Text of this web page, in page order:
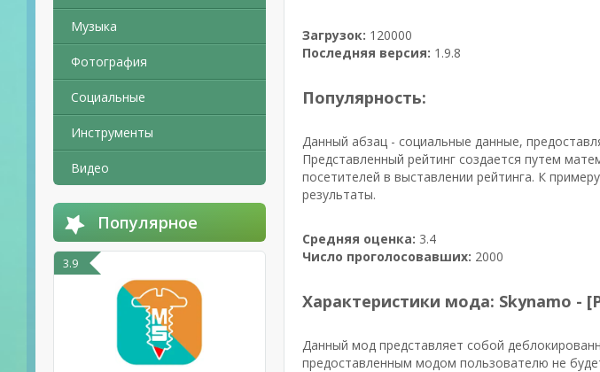
Музыка
Фотография
Социальные
Инструменты
Видео
Популярное
3.9
Загрузок: 120000
Последняя версия: 1.9.8
Популярность:
Данный абзац - социальные данные,
Представленный рейтинг создается путем
посетителей в выставлении рейтинга. К
результаты.
Средняя оценка: 3.4
Число проголосовавших: 2000
Характеристики мода: Skynamo -
Данный мод представляет собой
предоставленным модом пользователю не